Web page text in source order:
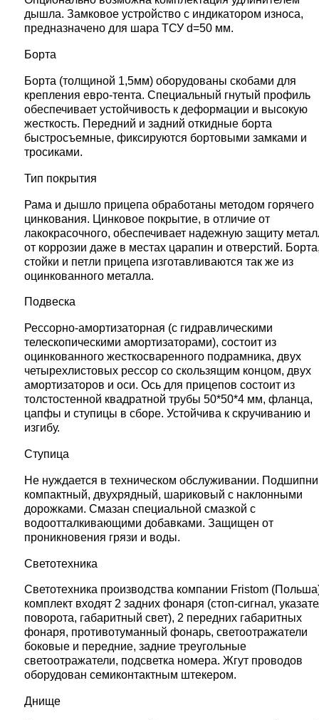
дышла. Замковое устройство с индикатором износа,
предназначено для шара ТСУ d=50 мм.
Борта
Борта (толщиной 1,5мм) оборудованы скобами для
крепления евро-тента. Специальный гнутый профиль
обеспечивает устойчивость к деформации и высокую
жесткость. Передний и задний откидные борта
быстросъемные, фиксируются бортовыми замками и
тросиками.
Тип покрытия
Рама и дышло прицепа обработаны методом горячего
цинкования. Цинковое покрытие, в отличие от
лакокрасочного, обеспечивает надежную защиту
от коррозии даже в местах царапин и отверстий.
стойки и петли прицепа изготавливаются так же из
оцинкованного металла.
Подвеска
Рессорно-амортизаторная (с гидравлическими
телескопическими амортизаторами), состоит из
оцинкованного жесткосваренного подрамника, двух
четырехлистовых рессор со скользящим концом, двух
амортизаторов и оси. Ось для прицепов состоит из
толстостенной квадратной трубы 50*50*4 мм, фланца,
цапфы и ступицы в сборе. Устойчива к скручиванию и
изгибу.
Ступица
Не нуждается в техническом обслуживании.
компактный, двухрядный, шариковый с наклонными
дорожками. Смазан специальной смазкой с
водоотталкивающими добавками. Защищен от
проникновения грязи и воды.
Светотехника
Светотехника производства компании Fristom
комплект входят 2 задних фонаря (стоп-сигнал,
поворота, габаритный свет), 2 передних габаритных
фонаря, противотуманный фонарь, светоотражатели
боковые и передние, задние треугольные
светоотражатели, подсветка номера. Жгут проводов
оборудован семиконтактным штекером.
Днище